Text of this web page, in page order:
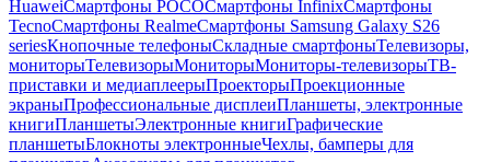
HuaweiСмартфоны POCOСмартфоны InfinixСмартфоны
TecnoСмартфоны RealmeСмартфоны Samsung Galaxy S26
seriesКнопочные телефоныСкладные смартфоныТелевизоры,
мониторыТелевизорыМониторыМониторы-телевизорыТВ-
приставки и медиаплеерыПроекторыПроекционные
экраныПрофессиональные дисплеиПланшеты, электронные
книгиПланшетыЭлектронные книгиГрафические
планшетыБлокноты электронныеЧехлы, бамперы для